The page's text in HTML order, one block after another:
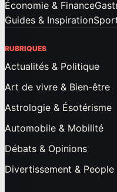
Économie & Finance
Guides & Inspiration
RUBRIQUES
Actualités & Politique
Art de vivre & Bien-être
Astrologie & Ésotérisme
Automobile & Mobilité
Débats & Opinions
Divertissement & People